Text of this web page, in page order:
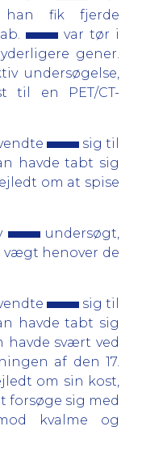
han fik fjerde
var tør i
gener.
undersøgelse,
til en PET/CT-
sig til
havde tabt sig
om at spise
undersøgt,
henover de
sig til
havde tabt sig
havde svært ved
af den 17.
om sin kost,
forsøge sig med
kvalme og